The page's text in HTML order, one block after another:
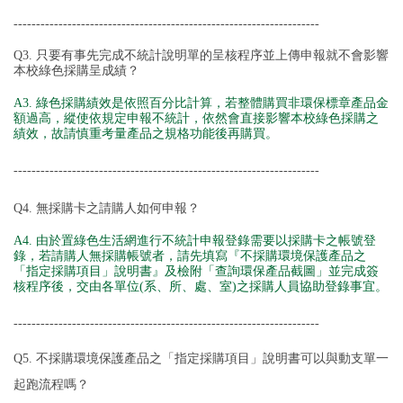
--------------------------------------------------------------------
Q3. 只要有事先完成不統計說明單的呈核程序並上傳申報就不會影響
本校綠色採購呈成績？
A3. 綠色採購績效是依照百分比計算，若整體購買非環保標章產品金
額過高，縱使依規定申報不統計，依然會直接影響本校綠色採購之
績效，故請慎重考量產品之規格功能後再購買。
--------------------------------------------------------------------
Q4. 無採購卡之請購人如何申報？
A4. 由於置綠色生活網進行不統計申報登錄需要以採購卡之帳號登
錄，若請購人無採購帳號者，請先填寫『不採購環境保護產品之
「指定採購項目」說明書』及檢附「查詢環保產品截圖」並完成簽
核程序後，交由各單位(系、所、處、室)之採購人員協助登錄事宜。
--------------------------------------------------------------------
Q5. 不採購環境保護產品之「指定採購項目」說明書可以與動支單一
起跑流程嗎？